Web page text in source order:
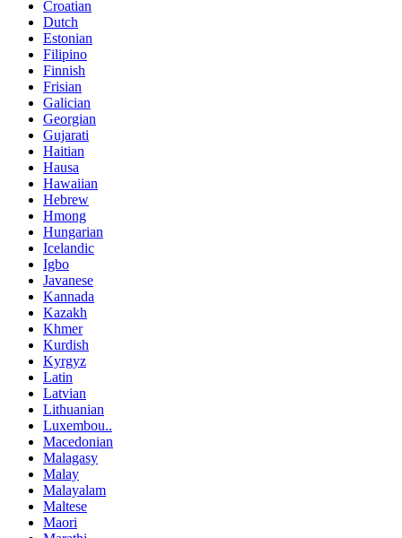
Croatian
Dutch
Estonian
Filipino
Finnish
Frisian
Galician
Georgian
Gujarati
Haitian
Hausa
Hawaiian
Hebrew
Hmong
Hungarian
Icelandic
Igbo
Javanese
Kannada
Kazakh
Khmer
Kurdish
Kyrgyz
Latin
Latvian
Lithuanian
Luxembou..
Macedonian
Malagasy
Malay
Malayalam
Maltese
Maori